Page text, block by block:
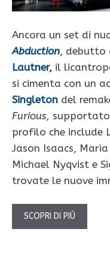
Ancora un set di
Abduction, debutto
Lautner, il
si cimenta con un
Singleton del
Furious,
profilo che include
Jason Isaacs,
Michael Nyqvist e
trovate le nuove
SCOPRI DI PIÙ